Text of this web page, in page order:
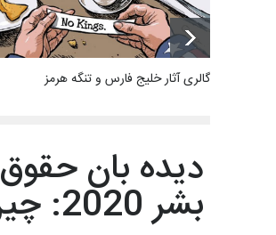
گالری آثار خلیج فارس و تنگه هرمز
دیده بان حقوق
بشر 2020: چین.